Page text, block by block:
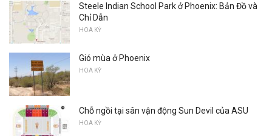
Steele Indian School Park ở Phoenix: Bản Đồ và
Chỉ Dẫn
HOA KỲ
Gió mùa ở Phoenix
HOA KỲ
Chỗ ngồi tại sân vận động Sun Devil của ASU
HOA KỲ